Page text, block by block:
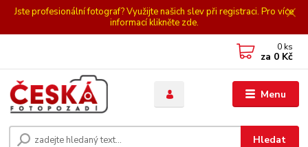
Jste profesionální fotograf? Využijte našich slev při registraci. Pro více
informací klikněte zde.
Menu
Hledat
0 ks
za 0 Kč